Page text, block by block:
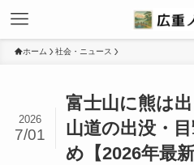
ホーム 社会・ニュース
富士山に熊は
山道の出没・
め【2026年最新
2026
7/01